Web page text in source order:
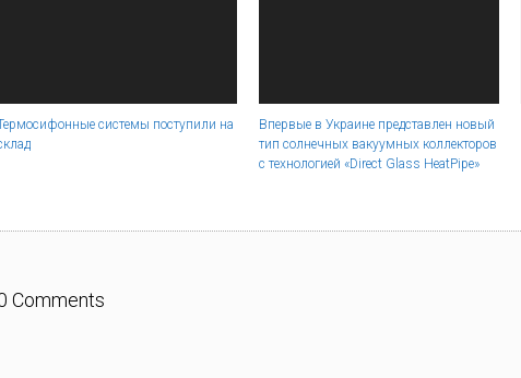
системы поступили на
Впервые в Украине представлен новый
тип солнечных вакуумных коллекторов
с технологией «Direct Glass HeatPipe»
Comments